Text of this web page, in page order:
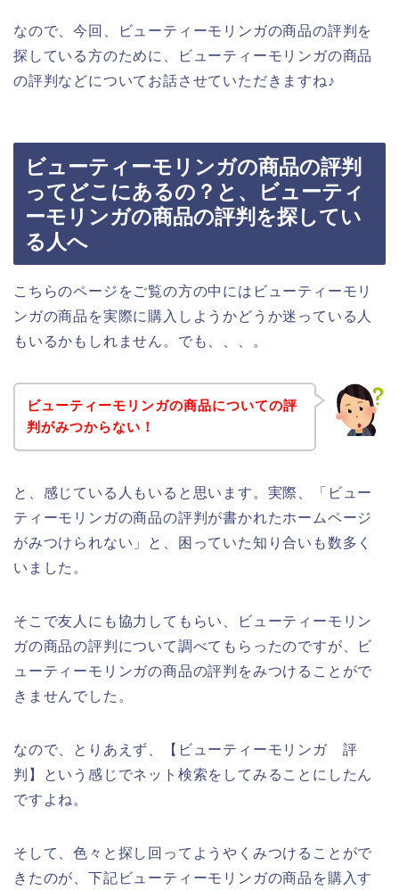
なので、今回、ビューティーモリンガの商品の評判を
探している方のために、ビューティーモリンガの商品
の評判などについてお話させていただきますね♪
ビューティーモリンガの商品の評判
ってどこにあるの？と、ビューティ
ーモリンガの商品の評判を探してい
る人へ
こちらのページをご覧の方の中にはビューティーモリ
ンガの商品を実際に購入しようかどうか迷っている人
もいるかもしれません。でも、、、。
ビューティーモリンガの商品についての評
判がみつからない！
と、感じている人もいると思います。実際、「ビュー
ティーモリンガの商品の評判が書かれたホームページ
がみつけられない」と、困っていた知り合いも数多く
いました。
そこで友人にも協力してもらい、ビューティーモリン
ガの商品の評判について調べてもらったのですが、ビ
ューティーモリンガの商品の評判をみつけることがで
きませんでした。
なので、とりあえず、【ビューティーモリンガ 評
判】という感じでネット検索をしてみることにしたん
ですよね。
そして、色々と探し回ってようやくみつけることがで
きたのが、下記ビューティーモリンガの商品を購入す